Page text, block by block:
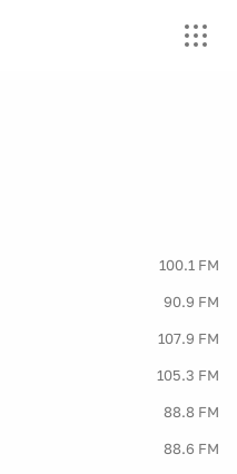
100.1 FM
90.9 FM
107.9 FM
105.3 FM
88.8 FM
88.6 FM